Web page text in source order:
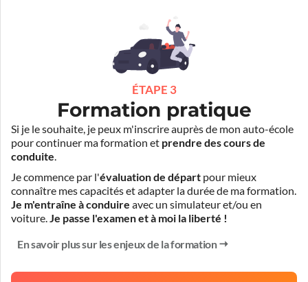
ÉTAPE 3
Formation pratique
Si je le souhaite, je peux m'inscrire auprès de mon auto-école
pour continuer ma formation et prendre des cours de
conduite.
Je commence par l'évaluation de départ pour mieux
connaître mes capacités et adapter la durée de ma formation.
Je m'entraîne à conduire avec un simulateur et/ou en
voiture.Je passe l'examen et à moi la liberté !
En savoir plus sur les enjeux de la formation